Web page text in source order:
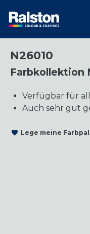
N26010
Farbkollektion
Verfügbar für
Auch sehr gut
Lege meine